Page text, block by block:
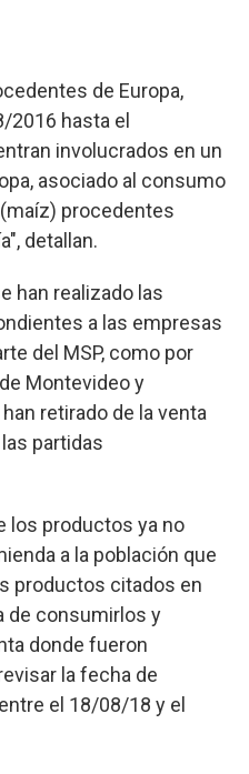
de Europa,
hasta el
involucrados en un
asociado al consumo
procedentes
detallan.
han realizado las
a las empresas
del MSP, como por
Montevideo y
retirado de la venta
partidas
los productos ya no
a la población que
productos citados en
de consumirlos y
donde fueron
la fecha de
el 18/08/18 y el